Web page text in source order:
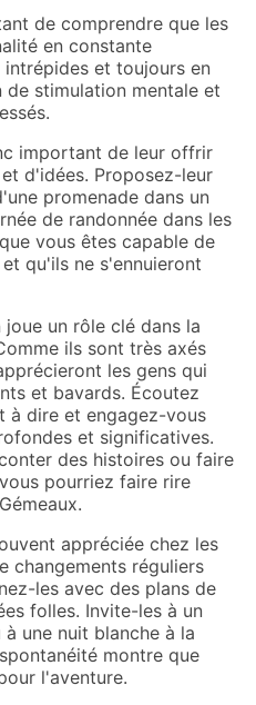
de comprendre que les
en constante
et toujours en
de stimulation mentale et
important de leur offrir
d'idées. Proposez-leur
promenade dans un
de randonnée dans les
vous êtes capable de
qu'ils ne s'ennuieront
un rôle clé dans la
ils sont très axés
les gens qui
et bavards. Écoutez
à dire et engagez-vous
et significatives.
des histoires ou faire
pourriez faire rire
appréciée chez les
changements réguliers
les avec des plans de
folles. Invite-les à un
une nuit blanche à la
montre que
l'aventure.